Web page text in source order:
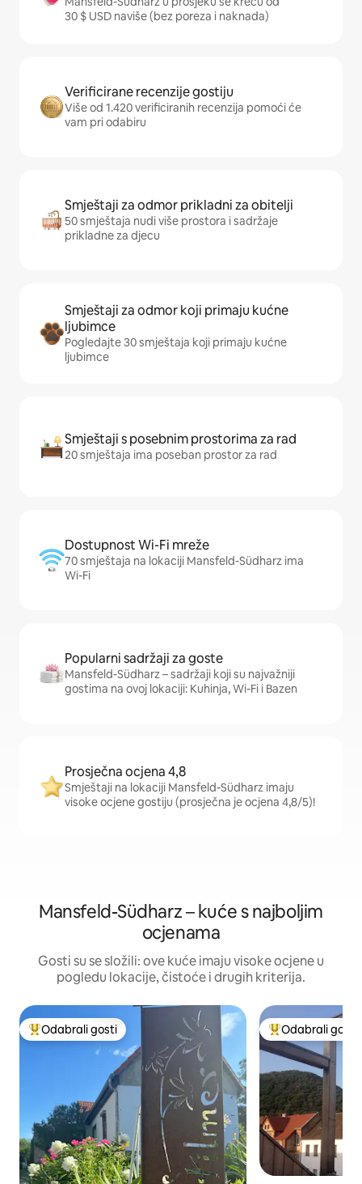
30 $ USD naviše (bez poreza i naknada)
Verificirane recenzije gostiju
Više od 1.420 verificiranih recenzija pomoći će
vam pri odabiru
Smještaji za odmor prikladni za obitelji
50 smještaja nudi više prostora i sadržaje
prikladne za djecu
Smještaji za odmor koji primaju kućne
ljubimce
Pogledajte 30 smještaja koji primaju kućne
ljubimce
Smještaji s posebnim prostorima za rad
20 smještaja ima poseban prostor za rad
Dostupnost Wi-Fi mreže
70 smještaja na lokaciji Mansfeld-Südharz ima
Wi-Fi
Popularni sadržaji za goste
Mansfeld-Südharz – sadržaji koji su najvažniji
gostima na ovoj lokaciji: Kuhinja, Wi-Fi i Bazen
Prosječna ocjena 4,8
Smještaji na lokaciji Mansfeld-Südharz imaju
visoke ocjene gostiju (prosječna je ocjena 4,8/5)!
Mansfeld-Südharz – kuće s najboljim
ocjenama
Gosti su se složili: ove kuće imaju visoke ocjene u
pogledu lokacije, čistoće i drugih kriterija.
Među najviše rangiranima s oznakom „Odabrali gosti”
Odabrali gosti Među najviše
Odabrali gosti